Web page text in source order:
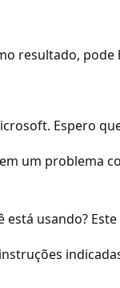
resultado,
Espero
um problema
usando?